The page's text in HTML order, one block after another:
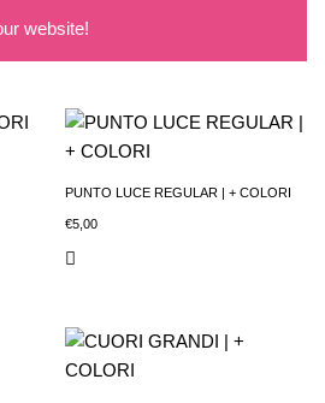
website!
PUNTO LUCE REGULAR | + COLORI
€5,00